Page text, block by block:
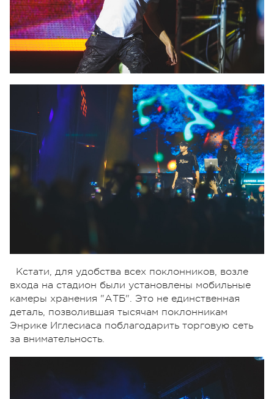
Кстати, для удобства всех поклонников, возле
входа на стадион были установлены мобильные
камеры хранения "АТБ". Это не единственная
деталь, позволившая тысячам поклонникам
Энрике Иглесиаса поблагодарить торговую сеть
за внимательность.